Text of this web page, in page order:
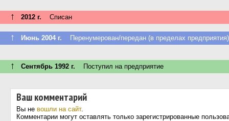
↑ 2012 г. Списан
↑ Июнь 2004 г. Перенумерован/передан (в пределах предприятия)
↑ Сентябрь 1992 г. Поступил на предприятие
Ваш комментарий
Вы не вошли на сайт.
Комментарии могут оставлять только зарегистрированные